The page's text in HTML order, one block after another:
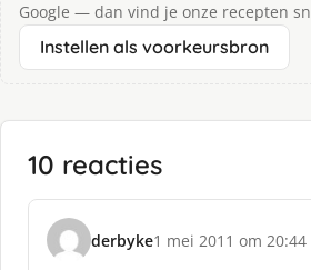
Google — dan vind je onze recepten
Instellen als voorkeursbron
10 reacties
derbyke
s
1 mei 2011 om 20:44